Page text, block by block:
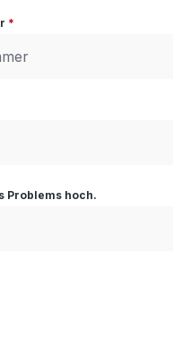
*
Problems hoch.